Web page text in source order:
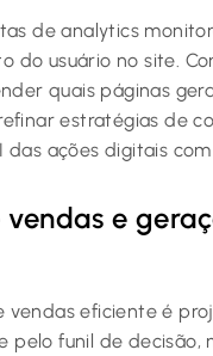
de analytics
do usuário no site.
quais páginas
estratégias de
das ações digitais
vendas e
vendas eficiente é
pelo funil de decisão,